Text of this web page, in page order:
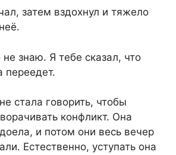
затем вздохнул и тяжело
знаю. Я тебе сказал, что
переедет.
стала говорить, чтобы
конфликт. Она
и потом они весь вечер
Естественно, уступать она